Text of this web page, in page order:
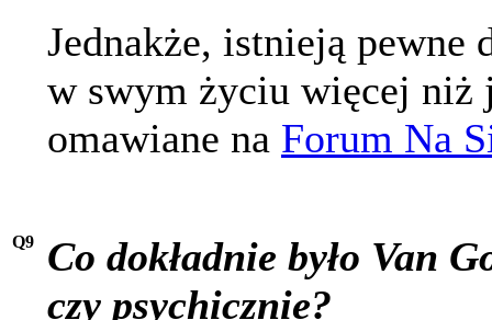
Jednakże, istnieją pewne
w swym życiu więcej niż
omawiane na Forum Na
Q9
Co dokładnie było Van
czy psychicznie?